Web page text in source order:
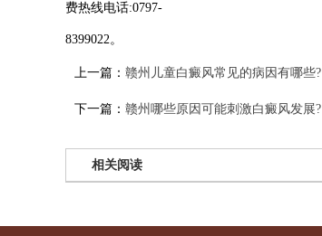
费热线电话:0797-
8399022。
上一篇： 赣州儿童白癜风常见的病因有哪些?
下一篇： 赣州哪些原因可能刺激白癜风发展?
相关阅读